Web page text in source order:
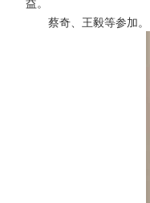
蔡奇、王毅等参加。